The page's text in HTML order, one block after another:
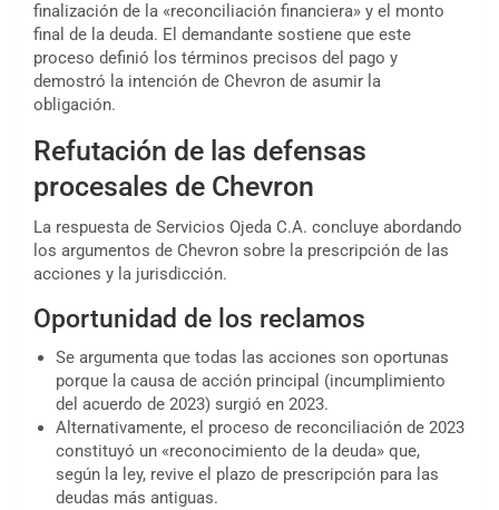
finalización de la «reconciliación financiera» y el monto
final de la deuda. El demandante sostiene que este
proceso definió los términos precisos del pago y
demostró la intención de Chevron de asumir la
obligación.
Refutación de las defensas
procesales de Chevron
La respuesta de Servicios Ojeda C.A. concluye abordando
los argumentos de Chevron sobre la prescripción de las
acciones y la jurisdicción.
Oportunidad de los reclamos
Se argumenta que todas las acciones son oportunas
porque la causa de acción principal (incumplimiento
del acuerdo de 2023) surgió en 2023.
Alternativamente, el proceso de reconciliación de 2023
constituyó un «reconocimiento de la deuda» que,
según la ley, revive el plazo de prescripción para las
deudas más antiguas.